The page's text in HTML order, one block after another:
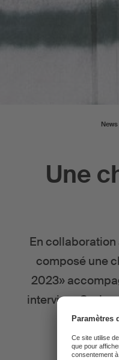
Une
En collaboration
composé une
2023»
interview, Greis